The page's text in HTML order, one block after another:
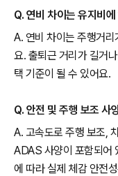
Q. 연비 차이는 유지비
A. 연비 차이는 주행거
요. 출퇴근 거리가 길거
택 기준이 될 수 있어요.
Q. 안전 및 주행 보조 사
A. 고속도로 주행 보조,
ADAS 사양이 포함되어
에 따라 실제 체감 안전